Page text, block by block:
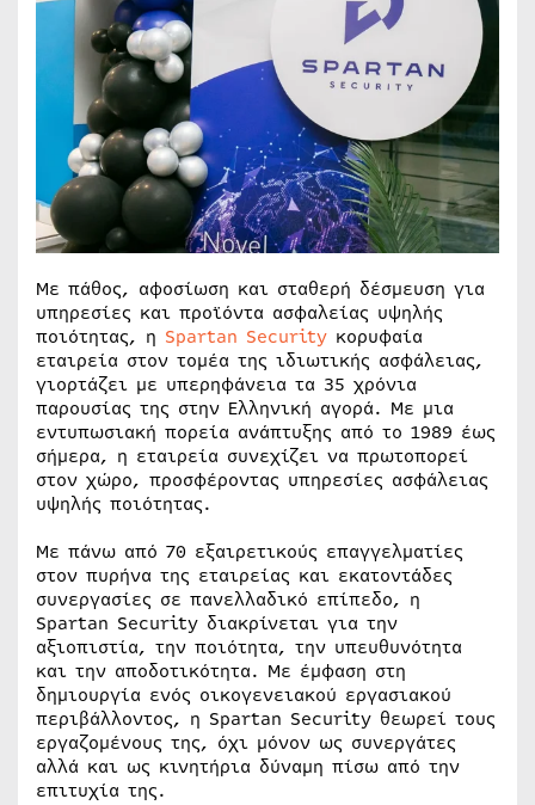
Με πάθος, αφοσίωση και σταθερή δέσμευση για
υπηρεσίες και προϊόντα ασφαλείας υψηλής
ποιότητας, η Spartan Security κορυφαία
εταιρεία στον τομέα της ιδιωτικής ασφάλειας,
γιορτάζει με υπερηφάνεια τα 35 χρόνια
παρουσίας της στην Ελληνική αγορά. Με μια
εντυπωσιακή πορεία ανάπτυξης από το 1989 έως
σήμερα, η εταιρεία συνεχίζει να πρωτοπορεί
στον χώρο, προσφέροντας υπηρεσίες ασφάλειας
υψηλής ποιότητας.
Με πάνω από 70 εξαιρετικούς επαγγελματίες
στον πυρήνα της εταιρείας και εκατοντάδες
συνεργασίες σε πανελλαδικό επίπεδο, η
Spartan Security διακρίνεται για την
αξιοπιστία, την ποιότητα, την υπευθυνότητα
και την αποδοτικότητα. Με έμφαση στη
δημιουργία ενός οικογενειακού εργασιακού
περιβάλλοντος, η Spartan Security θεωρεί τους
εργαζομένους της, όχι μόνον ως συνεργάτες
αλλά και ως κινητήρια δύναμη πίσω από την
επιτυχία της.